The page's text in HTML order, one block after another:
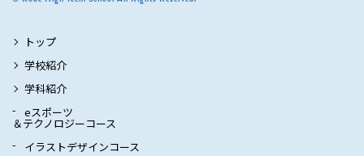
トップ
学校紹介
学科紹介
eスポーツ
＆テクノロジーコース
イラストデザインコース